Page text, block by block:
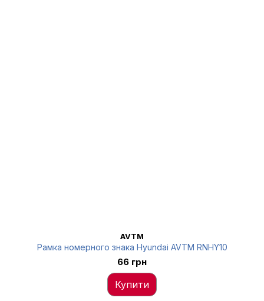
AVTM
Рамка номерного знака Hyundai AVTM RNHY10
66 грн
Купити